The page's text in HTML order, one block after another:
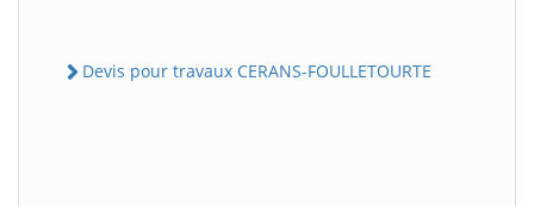
Devis pour travaux CERANS-FOULLETOURTE